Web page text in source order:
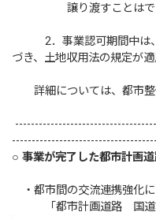
譲り渡すことはでき
2．事業認可期間中は、
づき、土地収用法の規定が適
詳細については、都市整
○ 事業が完了した都市計画道
・都市間の交流連携強化
「都市計画道路 国道3